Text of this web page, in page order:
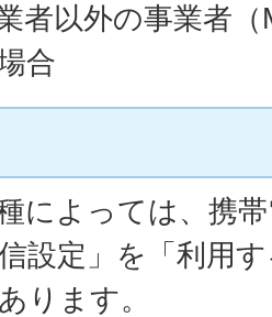
者以外の事業者
合
によっては、携
設定」を「利用
ります。